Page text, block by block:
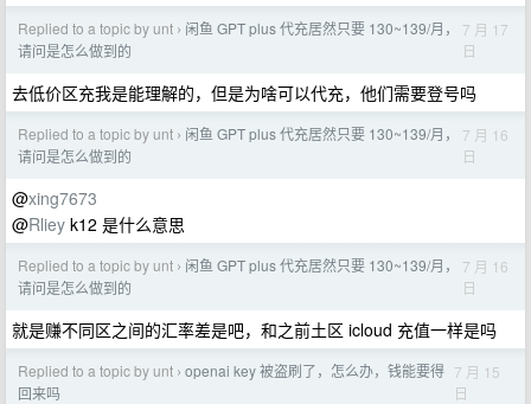
Replied to a topic by unt › 闲鱼 GPT plus 代充居然只要 130~139/月，
请问是怎么做到的
7 月 17
日
去低价区充我是能理解的，但是为啥可以代充，他们需要登号吗
Replied to a topic by unt › 闲鱼 GPT plus 代充居然只要 130~139/月，
请问是怎么做到的
7 月 16
日
@xing7673
@Rliey k12 是什么意思
Replied to a topic by unt › 闲鱼 GPT plus 代充居然只要 130~139/月，
请问是怎么做到的
7 月 16
日
就是赚不同区之间的汇率差是吧，和之前土区 icloud 充值一样是吗
Replied to a topic by unt › openai key 被盗刷了，怎么办，钱能要得
回来吗
7 月 15
日